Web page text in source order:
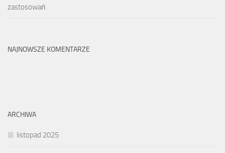
zastosowań
NAJNOWSZE KOMENTARZE
ARCHIWA
listopad 2025